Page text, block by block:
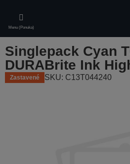
main
content
Menu (Ponuka)
Singlepack Cyan
DURABrite Ink
Zastavené SKU: C13T044240